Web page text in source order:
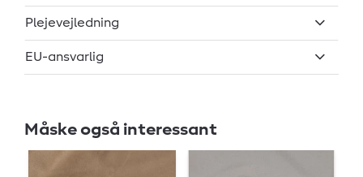
Plejevejledning
EU-ansvarlig
Måske også interessant